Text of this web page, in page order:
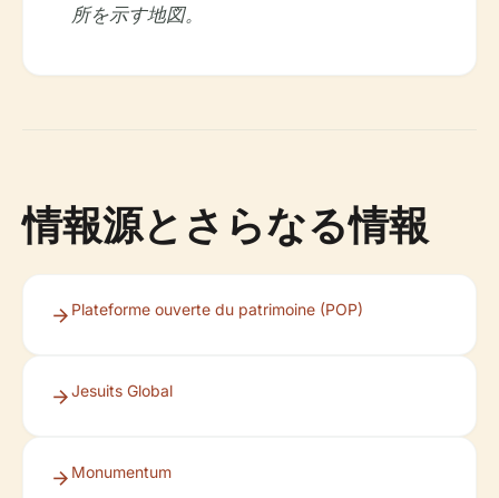
所を示す地図。
情報源とさらなる情報
Plateforme ouverte du patrimoine (POP)
Jesuits Global
Monumentum